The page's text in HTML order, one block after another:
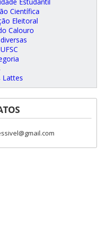
Científica
Eleitoral
Calouro
Lattes